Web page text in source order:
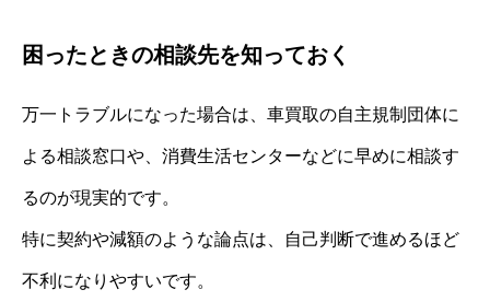
困ったときの相談先を知っておく
万一トラブルになった場合は、車買取の自主規制団体に
よる相談窓口や、消費生活センターなどに早めに相談す
るのが現実的です。
特に契約や減額のような論点は、自己判断で進めるほど
不利になりやすいです。